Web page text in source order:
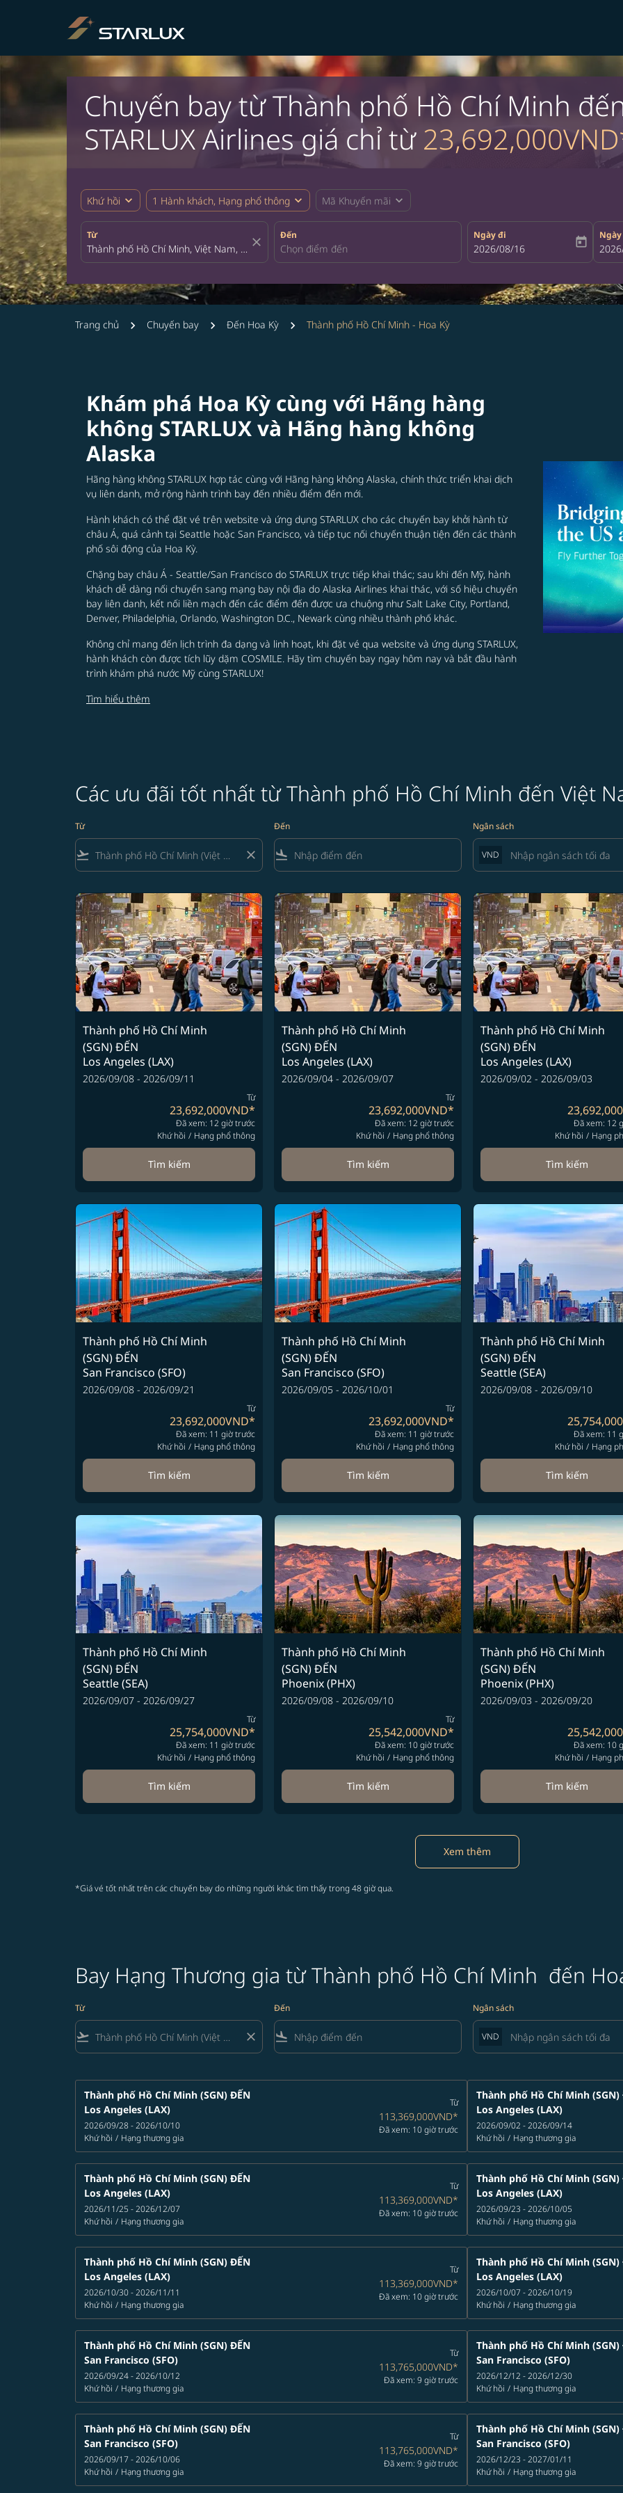
Chuyến bay từ Thành phố Hồ Chí Minh
STARLUX Airlines giá chỉ từ
Khứ hồi expand_more 1 Hành khách, Hạng phổ thông expand_more Mã Khuyến mãi expand_more
Từ
close
Đến Ngày đi
fc-booking-departure-date-aria-
2026/08/16 today fc-
Trang chủ Chuyến bay Đến Hoa Kỳ Thành phố Hồ Chí Minh - Hoa Kỳ
Khám phá Hoa Kỳ cùng với Hãng hàng
không STARLUX và Hãng hàng không
Alaska
Hãng hàng không STARLUX hợp tác cùng với Hãng hàng không Alaska, chính thức triển khai dịch
vụ liên danh, mở rộng hành trình bay đến nhiều điểm đến mới.
Hành khách có thể đặt vé trên website và ứng dụng STARLUX cho các chuyến bay khởi hành từ
châu Á, quá cảnh tại Seattle hoặc San Francisco, và tiếp tục nối chuyến thuận tiện đến các thành
phố sôi động của Hoa Kỳ.
Chặng bay châu Á - Seattle/San Francisco do STARLUX trực tiếp khai thác; sau khi đến Mỹ, hành
khách dễ dàng nối chuyến sang mạng bay nội địa do Alaska Airlines khai thác, với số hiệu chuyến
bay liên danh, kết nối liền mạch đến các điểm đến được ưa chuộng như Salt Lake City, Portland,
Denver, Philadelphia, Orlando, Washington D.C., Newark cùng nhiều thành phố khác.
Không chỉ mang đến lịch trình đa dạng và linh hoạt, khi đặt vé qua website và ứng dụng STARLUX,
hành khách còn được tích lũy dặm COSMILE. Hãy tìm chuyến bay ngay hôm nay và bắt đầu hành
trình khám phá nước Mỹ cùng STARLUX!
Tìm hiểu thêm
Các ưu đãi tốt nhất từ Thành phố Hồ Chí Minh đến Việt
Từ
flight_takeoff close
Đến
flight_land
Ngân sách
VND
Thành phố Hồ Chí Minh
(SGN)ĐẾN
Los Angeles (LAX)
2026/09/08 - 2026/09/11
Từ
23,692,000VND*
Đã xem: 12 giờ trước
Khứ hồi / Hạng phổ thông
Tìm kiếm
Thành phố Hồ Chí Minh
(SGN)ĐẾN
Los Angeles (LAX)
2026/09/04 - 2026/09/07
Từ
23,692,000VND*
Đã xem: 12 giờ trước
Khứ hồi / Hạng phổ thông
Tìm kiếm
Thành phố Hồ Chí Minh
(SGN)ĐẾN
Los Angeles (LAX)
2026/09/02 - 2026/09/03
Đã xem: 12
Khứ hồi / Hạng
Tìm kiếm
Thành phố Hồ Chí Minh
(SGN)ĐẾN
San Francisco (SFO)
2026/09/08 - 2026/09/21
Từ
23,692,000VND*
Đã xem: 11 giờ trước
Khứ hồi / Hạng phổ thông
Tìm kiếm
Thành phố Hồ Chí Minh
(SGN)ĐẾN
San Francisco (SFO)
2026/09/05 - 2026/10/01
Từ
23,692,000VND*
Đã xem: 11 giờ trước
Khứ hồi / Hạng phổ thông
Tìm kiếm
Thành phố Hồ Chí Minh
(SGN)ĐẾN
Seattle (SEA)
2026/09/08 - 2026/09/10
Đã xem: 11
Khứ hồi / Hạng
Tìm kiếm
Thành phố Hồ Chí Minh
(SGN)ĐẾN
Seattle (SEA)
2026/09/07 - 2026/09/27
Từ
25,754,000VND*
Đã xem: 11 giờ trước
Khứ hồi / Hạng phổ thông
Tìm kiếm
Thành phố Hồ Chí Minh
(SGN)ĐẾN
Phoenix (PHX)
2026/09/08 - 2026/09/10
Từ
25,542,000VND*
Đã xem: 10 giờ trước
Khứ hồi / Hạng phổ thông
Tìm kiếm
Thành phố Hồ Chí Minh
(SGN)ĐẾN
Phoenix (PHX)
2026/09/03 - 2026/09/20
Đã xem: 10
Khứ hồi / Hạng
Tìm kiếm
Xem thêm
*Giá vé tốt nhất trên các chuyến bay do những người khác tìm thấy trong 48 giờ qua.
Bay Hạng Thương gia từ Thành phố Hồ Chí Minh đến
Từ
flight_takeoff close
Đến
flight_land
Ngân sách
VND
Thành phố Hồ Chí Minh (SGN) ĐẾN
Los Angeles (LAX)
2026/09/28 - 2026/10/10
Khứ hồi / Hạng thương gia
Từ
113,369,000VND*
Đã xem: 10 giờ trước
Thành phố Hồ Chí Minh (SGN)
Los Angeles (LAX)
2026/09/02 - 2026/09/14
Khứ hồi / Hạng thương gia
Thành phố Hồ Chí Minh (SGN) ĐẾN
Los Angeles (LAX)
2026/11/25 - 2026/12/07
Khứ hồi / Hạng thương gia
Từ
113,369,000VND*
Đã xem: 10 giờ trước
Thành phố Hồ Chí Minh (SGN)
Los Angeles (LAX)
2026/09/23 - 2026/10/05
Khứ hồi / Hạng thương gia
Thành phố Hồ Chí Minh (SGN) ĐẾN
Los Angeles (LAX)
2026/10/30 - 2026/11/11
Khứ hồi / Hạng thương gia
Từ
113,369,000VND*
Đã xem: 10 giờ trước
Thành phố Hồ Chí Minh (SGN)
Los Angeles (LAX)
2026/10/07 - 2026/10/19
Khứ hồi / Hạng thương gia
Thành phố Hồ Chí Minh (SGN) ĐẾN
San Francisco (SFO)
2026/09/24 - 2026/10/12
Khứ hồi / Hạng thương gia
Từ
113,765,000VND*
Đã xem: 9 giờ trước
Thành phố Hồ Chí Minh (SGN)
San Francisco (SFO)
2026/12/12 - 2026/12/30
Khứ hồi / Hạng thương gia
Thành phố Hồ Chí Minh (SGN) ĐẾN
San Francisco (SFO)
2026/09/17 - 2026/10/06
Khứ hồi / Hạng thương gia
Từ
113,765,000VND*
Đã xem: 9 giờ trước
Thành phố Hồ Chí Minh (SGN)
San Francisco (SFO)
2026/12/23 - 2027/01/11
Khứ hồi / Hạng thương gia